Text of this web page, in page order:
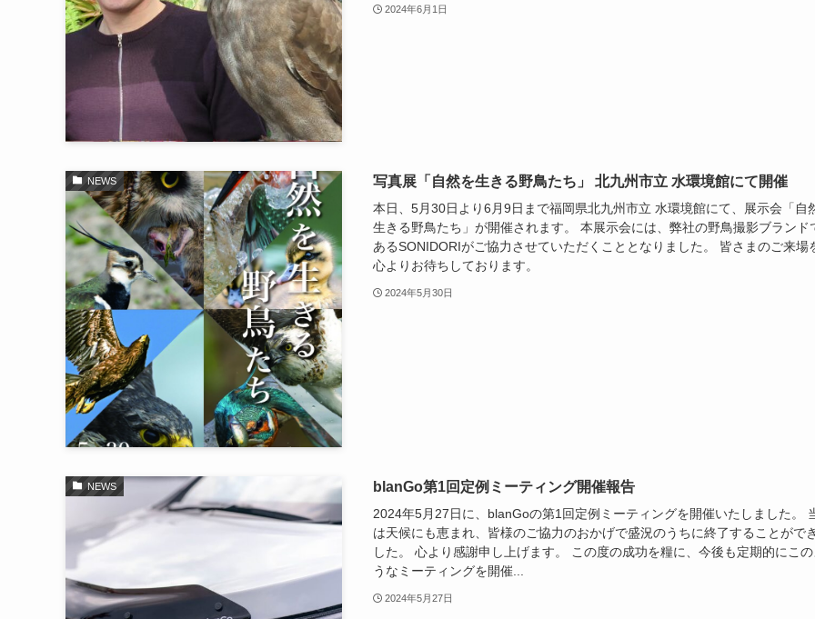
2024年6月1日
NEWS 写真展「自然を生きる野鳥たち」 北九州市立 水環境館にて開催
本日、5月30日より6月9日まで福岡県北九州市立 水環境館にて、展示会「自
生きる野鳥たち」が開催されます。 本展示会には、弊社の野鳥撮影ブランド
あるSONIDORIがご協力させていただくこととなりました。 皆さまのご来場
心よりお待ちしております。
2024年5月30日
NEWS blanGo第1回定例ミーティング開催報告
2024年5月27日に、blanGoの第1回定例ミーティングを開催いたしました。
は天候にも恵まれ、皆様のご協力のおかげで盛況のうちに終了することがで
した。 心より感謝申し上げます。 この度の成功を糧に、今後も定期的にこの
うなミーティングを開催...
2024年5月27日